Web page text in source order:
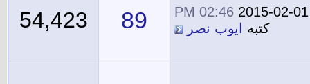
2015-02-01
02:46 PM
كتبه
ايوب نصر 89
54,423